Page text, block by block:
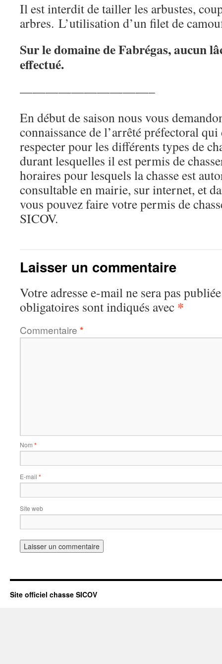
Il est interdit de tailler les arbustes,
arbres. L’utilisation d’un filet de
Sur le domaine de Fabrégas, aucun
effectué.
——————————–
En début de saison nous vous
connaissance de l’arrêté préfectoral
respecter pour les différents types de
durant lesquelles il est permis de
horaires pour lesquels la chasse est
consultable en mairie, sur internet, et
vous pouvez faire votre permis de
SICOV.
Laisser un commentaire
Votre adresse e-mail ne sera pas
obligatoires sont indiqués avec *
Commentaire *
Nom *
E-mail *
Site web
Site officiel chasse SICOV